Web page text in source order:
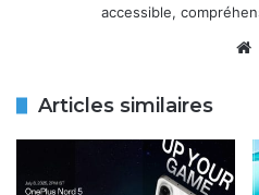
OnePlus
nouvelles
18 mars 2026
Avec un design
accessible,
Articles similaires